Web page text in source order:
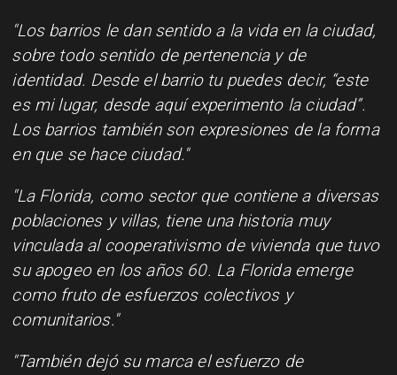
"Los barrios le dan sentido a la vida en la ciudad,
sobre todo sentido de pertenencia y de
identidad. Desde el barrio tu puedes decir, “este
es mi lugar, desde aquí experimento la ciudad”.
Los barrios también son expresiones de la forma
en que se hace ciudad."
"La Florida, como sector que contiene a diversas
poblaciones y villas, tiene una historia muy
vinculada al cooperativismo de vivienda que tuvo
su apogeo en los años 60. La Florida emerge
como fruto de esfuerzos colectivos y
comunitarios."
"También dejó su marca el esfuerzo de